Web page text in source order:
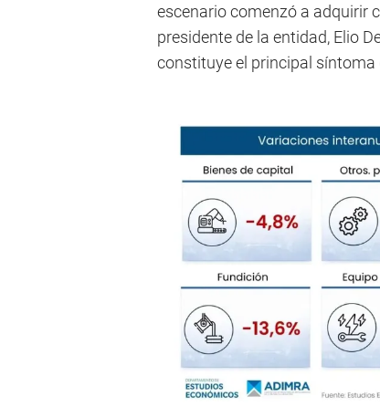
escenario comenzó a adquirir
presidente de la entidad, Elio
constituye el principal síntoma